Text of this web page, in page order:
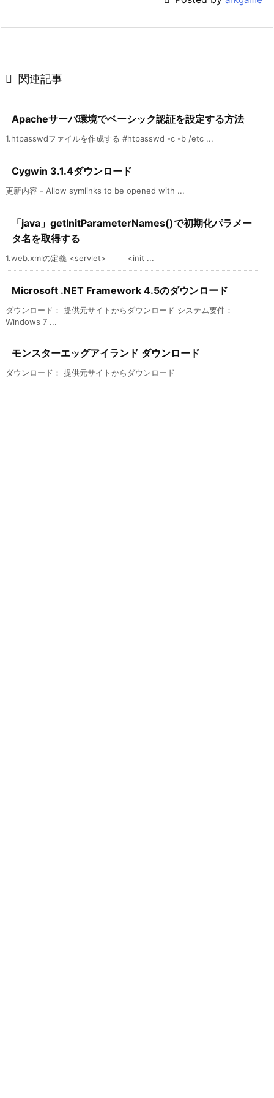
 関連記事
Apacheサーバ環境でベーシック認証を設定する方法
1.htpasswdファイルを作成する #htpasswd -c -b /etc ...
Cygwin 3.1.4ダウンロード
更新内容 - Allow symlinks to be opened with ...
「java」getInitParameterNames()で初期化パラメー
タ名を取得する
1.web.xmlの定義 <servlet> <init ...
Microsoft .NET Framework 4.5のダウンロード
ダウンロード： 提供元サイトからダウンロード システム要件：
Windows 7 ...
モンスターエッグアイランド ダウンロード
ダウンロード： 提供元サイトからダウンロード